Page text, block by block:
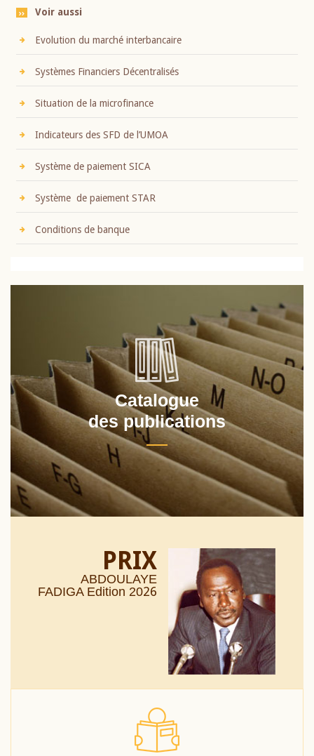
Voir aussi
Evolution du marché interbancaire
Systèmes Financiers Décentralisés
Situation de la microfinance
Indicateurs des SFD de l’UMOA
Système de paiement SICA
Système de paiement STAR
Conditions de banque
Catalogue
des publications
PRIX
ABDOULAYE
FADIGA Edition 2026